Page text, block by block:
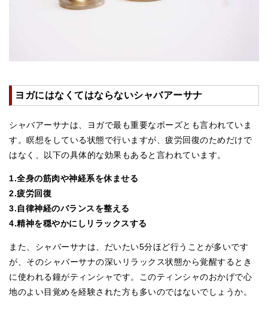
神々とつながるジュエリー
ロゴステッカー・ポストカード各種
亡命チベット人尼僧のお守り・チャーム
チベット・マントラ・ヒーリングCD
ギフトラッピング
● 初級講座
●倍音呼吸法レッスン
ヨガにはなくてはならないシャバアーサナ
シャバアーサナは、ヨガで最も重要なポーズとも言われていま
す。瞑想をしている状態で行いますが、疲労回復のためだけで
はなく、以下の具体的な効果もあると言われています。
1.全身の筋肉や神経系を休ませる
2.疲労回復
3.自律神経のバランスを整える
4.精神を穏やかにしリラックスする
また、シャバーサナは、だいたい5分ほど行うことが多いです
が、そのシャバーサナの深いリラックス状態から覚醒するとき
に使われる鐘がティンシャです。このティンシャのおかげで心
地のよい目覚めを経験された方も多いのではないでしょうか。